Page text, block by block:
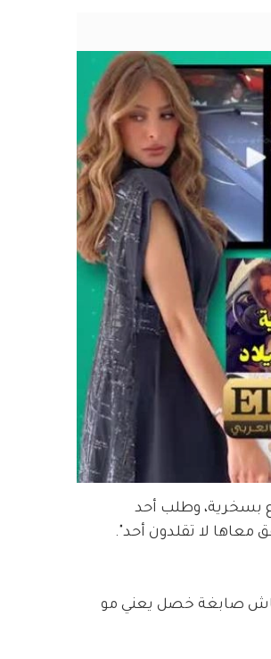
بسخرية، وطلب أحد
معاها لا تقلدون أحد".
صابغة خصل يعني مو